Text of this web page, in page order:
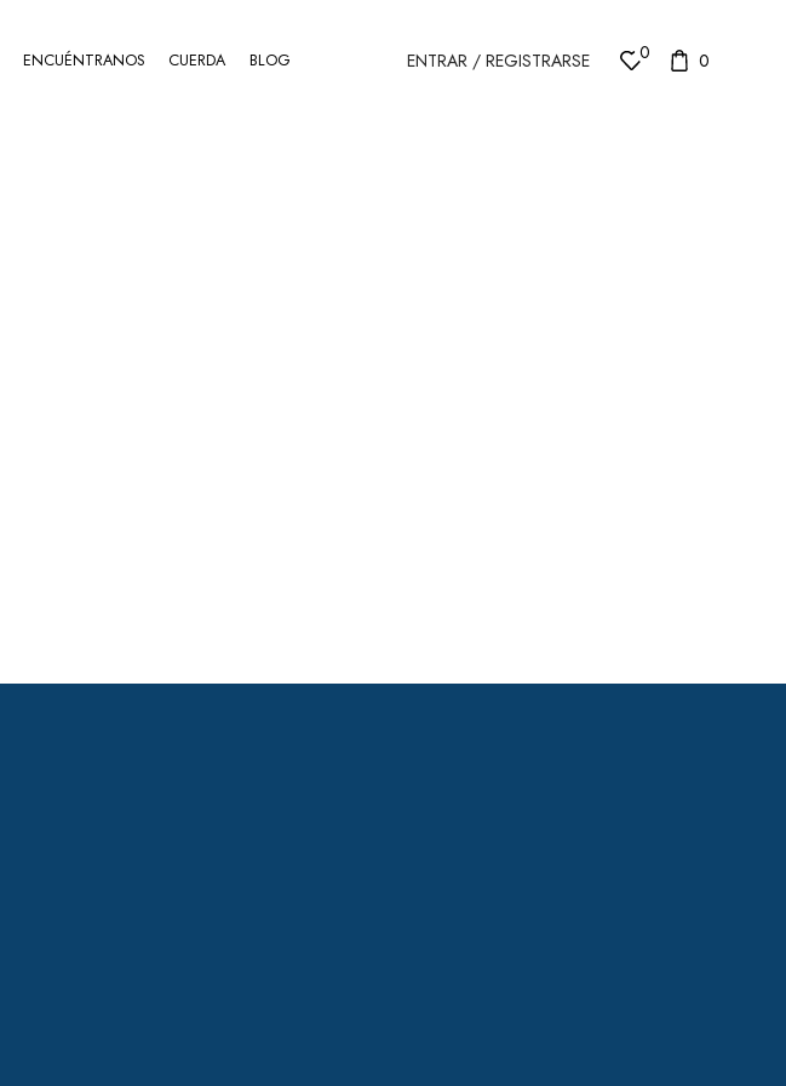
ENCUÉNTRANOS CUERDA BLOG ENTRAR / REGISTRARSE 0 0